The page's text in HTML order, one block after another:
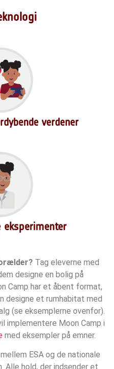
verdener
eksperimenter
Tag eleverne med
designe en bolig på
Camp har et åbent format,
designe et rumhabitat med
(se eksemplerne ovenfor).
implementere Moon Camp i
med eksempler på emner.
ESA og de nationale
Alle hold, der indsender et